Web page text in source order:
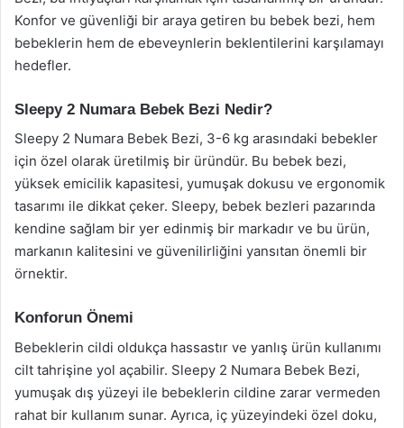
Konfor ve güvenliği bir araya getiren bu bebek bezi, hem
bebeklerin hem de ebeveynlerin beklentilerini karşılamayı
hedefler.
Sleepy 2 Numara Bebek Bezi Nedir?
Sleepy 2 Numara Bebek Bezi, 3-6 kg arasındaki bebekler
için özel olarak üretilmiş bir üründür. Bu bebek bezi,
yüksek emicilik kapasitesi, yumuşak dokusu ve ergonomik
tasarımı ile dikkat çeker. Sleepy, bebek bezleri pazarında
kendine sağlam bir yer edinmiş bir markadır ve bu ürün,
markanın kalitesini ve güvenilirliğini yansıtan önemli bir
örnektir.
Konforun Önemi
Bebeklerin cildi oldukça hassastır ve yanlış ürün kullanımı
cilt tahrişine yol açabilir. Sleepy 2 Numara Bebek Bezi,
yumuşak dış yüzeyi ile bebeklerin cildine zarar vermeden
rahat bir kullanım sunar. Ayrıca, iç yüzeyindeki özel doku,